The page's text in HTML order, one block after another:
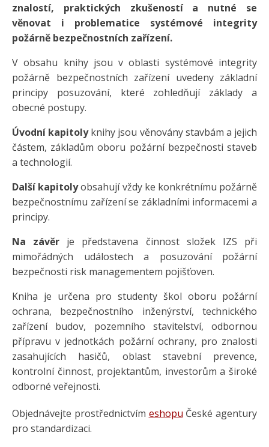
znalostí, praktických zkušeností a nutné se
věnovat i problematice systémové integrity
požárně bezpečnostních zařízení.
V obsahu knihy jsou v oblasti systémové integrity
požárně bezpečnostních zařízení uvedeny základní
principy posuzování, které zohledňují základy a
obecné postupy.
Úvodní kapitolyknihy jsou věnovány stavbám a jejich
částem, základům oboru požární bezpečnosti staveb
a technologií.
Další kapitolyobsahují vždy ke konkrétnímu požárně
bezpečnostnímu zařízení se základními informacemi a
principy.
Na závěr je představena činnost složek IZS při
mimořádných událostech a posuzování požární
bezpečnosti risk managementem pojišťoven.
Kniha je určena pro studenty škol oboru požární
ochrana, bezpečnostního inženýrství, technického
zařízení budov, pozemního stavitelství, odbornou
přípravu v jednotkách požární ochrany, pro znalosti
zasahujících hasičů, oblast stavební prevence,
kontrolní činnost, projektantům, investorům a široké
odborné veřejnosti.
Objednávejte prostřednictvím eshopu České agentury
pro standardizaci.